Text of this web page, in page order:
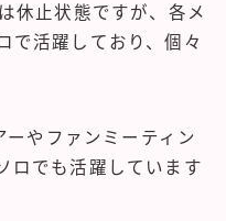
休止状態ですが、各メ
で活躍しており、個々
やファンミーティン
ロでも活躍しています